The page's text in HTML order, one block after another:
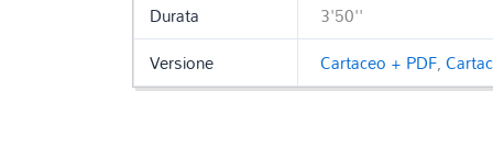
Durata
3'50''
Versione
Cartaceo + PDF,